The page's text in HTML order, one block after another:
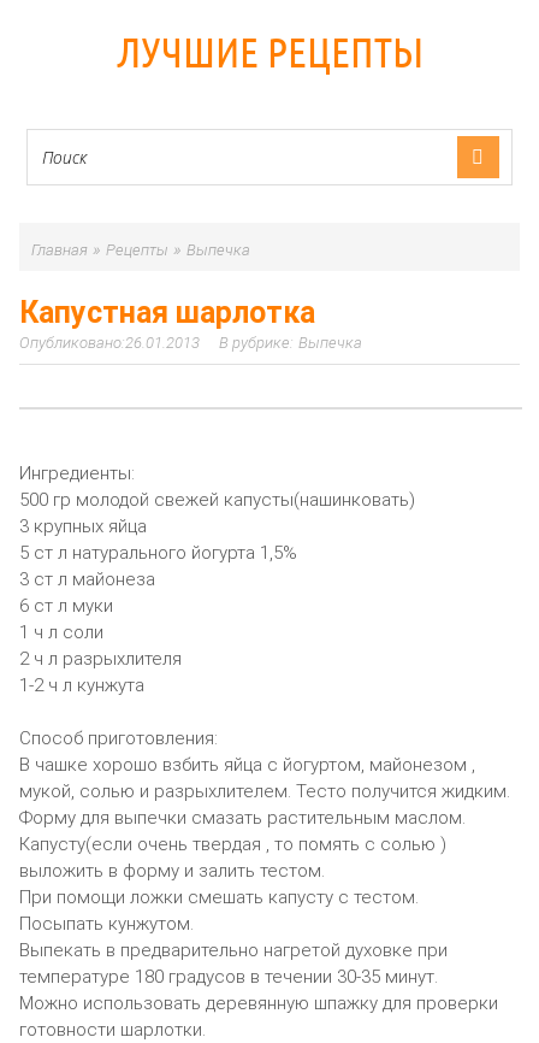
ЛУЧШИЕ РЕЦЕПТЫ
Главная » Рецепты » Выпечка
Капустная шарлотка
26.01.2013 Выпечка
Ингредиенты:
500 гр молодой свежей капусты(нашинковать)
3 крупных яйца
5 ст л натурального йогурта 1,5%
3 ст л майонеза
6 ст л муки
1 ч л соли
2 ч л разрыхлителя
1-2 ч л кунжута
Способ приготовления:
В чашке хорошо взбить яйца с йогуртом, майонезом ,
мукой, солью и разрыхлителем. Тесто получится жидким.
Форму для выпечки смазать растительным маслом.
Капусту(если очень твердая , то помять с солью )
выложить в форму и залить тестом.
При помощи ложки смешать капусту с тестом.
Посыпать кунжутом.
Выпекать в предварительно нагретой духовке при
температуре 180 градусов в течении 30-35 минут.
Можно использовать деревянную шпажку для проверки
готовности шарлотки.